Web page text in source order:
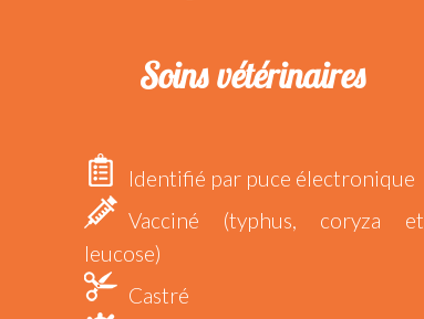
Soins vétérinaires
Identifié par puce électronique
Vacciné (typhus, coryza et
leucose)
Castré